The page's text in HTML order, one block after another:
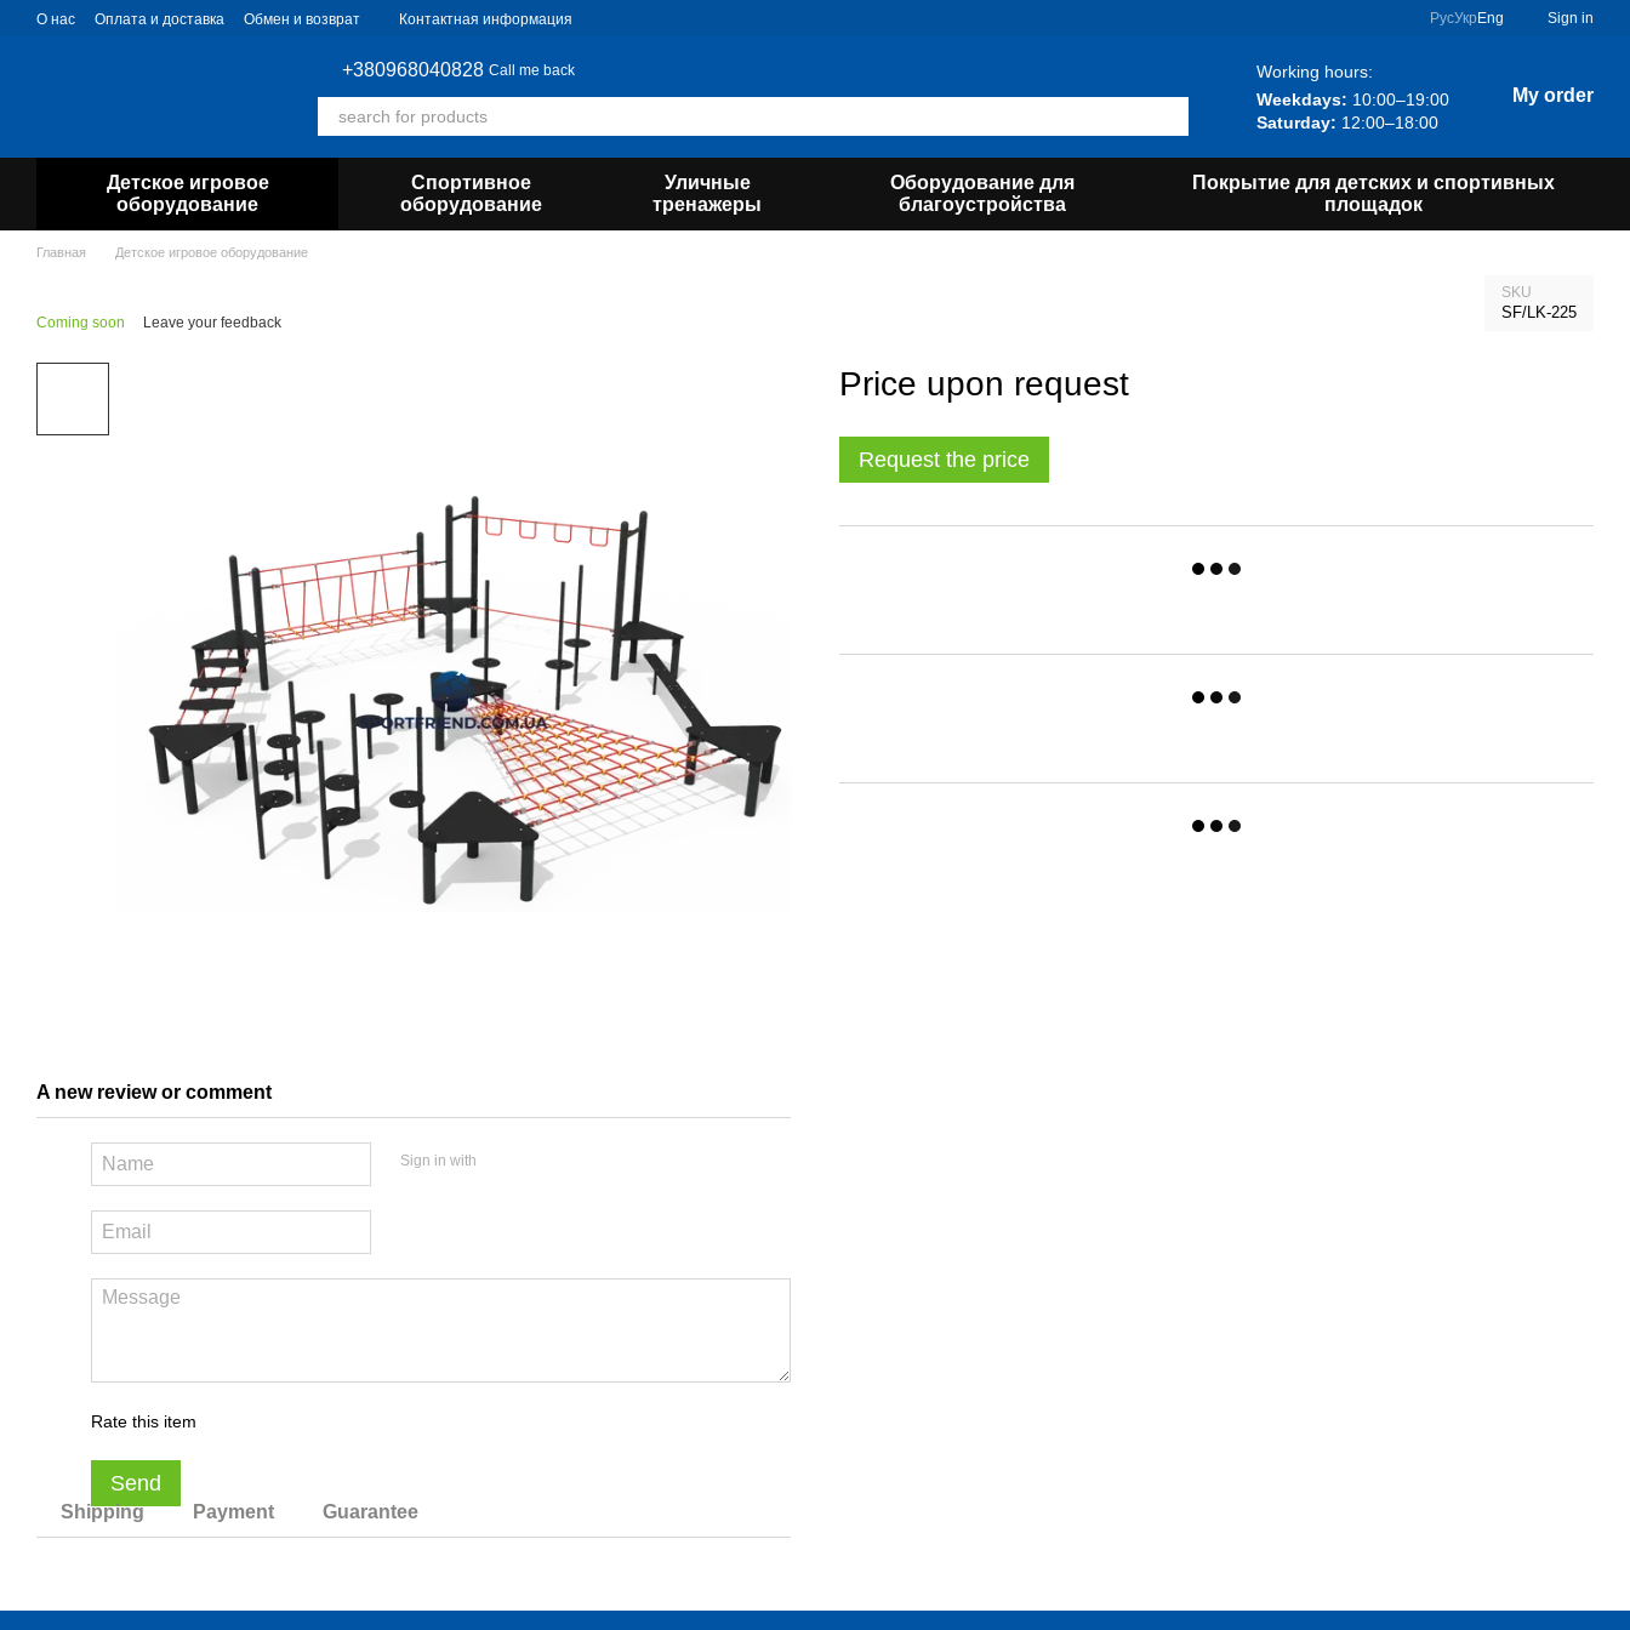
Skip to main content
О нас Оплата и доставка Обмен и возврат Контактная информация РусУкр Eng Sign in
+380968040828 Call me back
Working hours:
Weekdays: 10:00–19:00
Saturday: 12:00–18:00
My order
Детское игровое
оборудование
Спортивное
оборудование
Уличные
тренажеры
Оборудование для
благоустройства
Покрытие для детских и спортивных
площадок
Главная Детское игровое оборудование
SKU
SF/LK-225
Coming soon Leave your feedback
A new review or comment
Sign in with
Rate this item
Send
Shipping Payment Guarantee
Price upon request
Request the price